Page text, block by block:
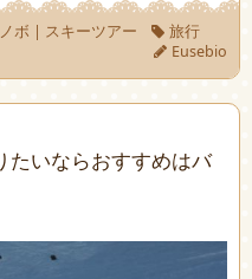
ボ | スキーツアー
旅行
Eusebio
たいならおすすめはバ